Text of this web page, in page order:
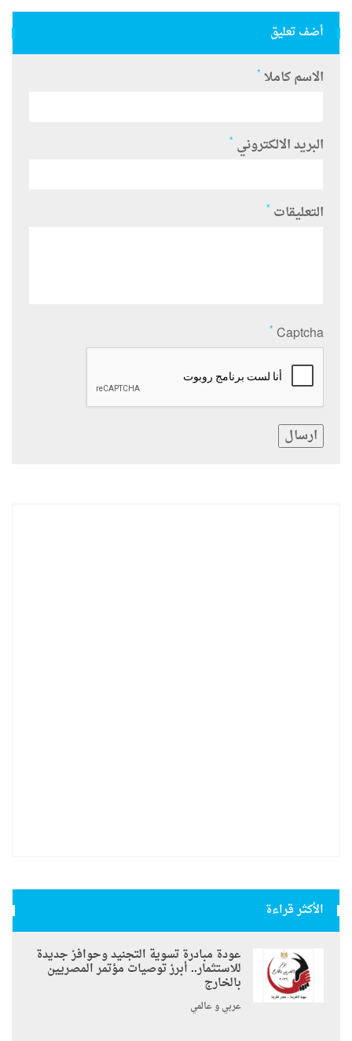
أضف تعليق
الاسم كاملا *
البريد الالكتروني *
التعليقات *
Captcha
*
ارسال
الأكثر قراءة
عودة مبادرة تسوية التجنيد وحوافز جديدة
للاستثمار.. أبرز توصيات مؤتمر المصريين
بالخارج
عربي و عالمي